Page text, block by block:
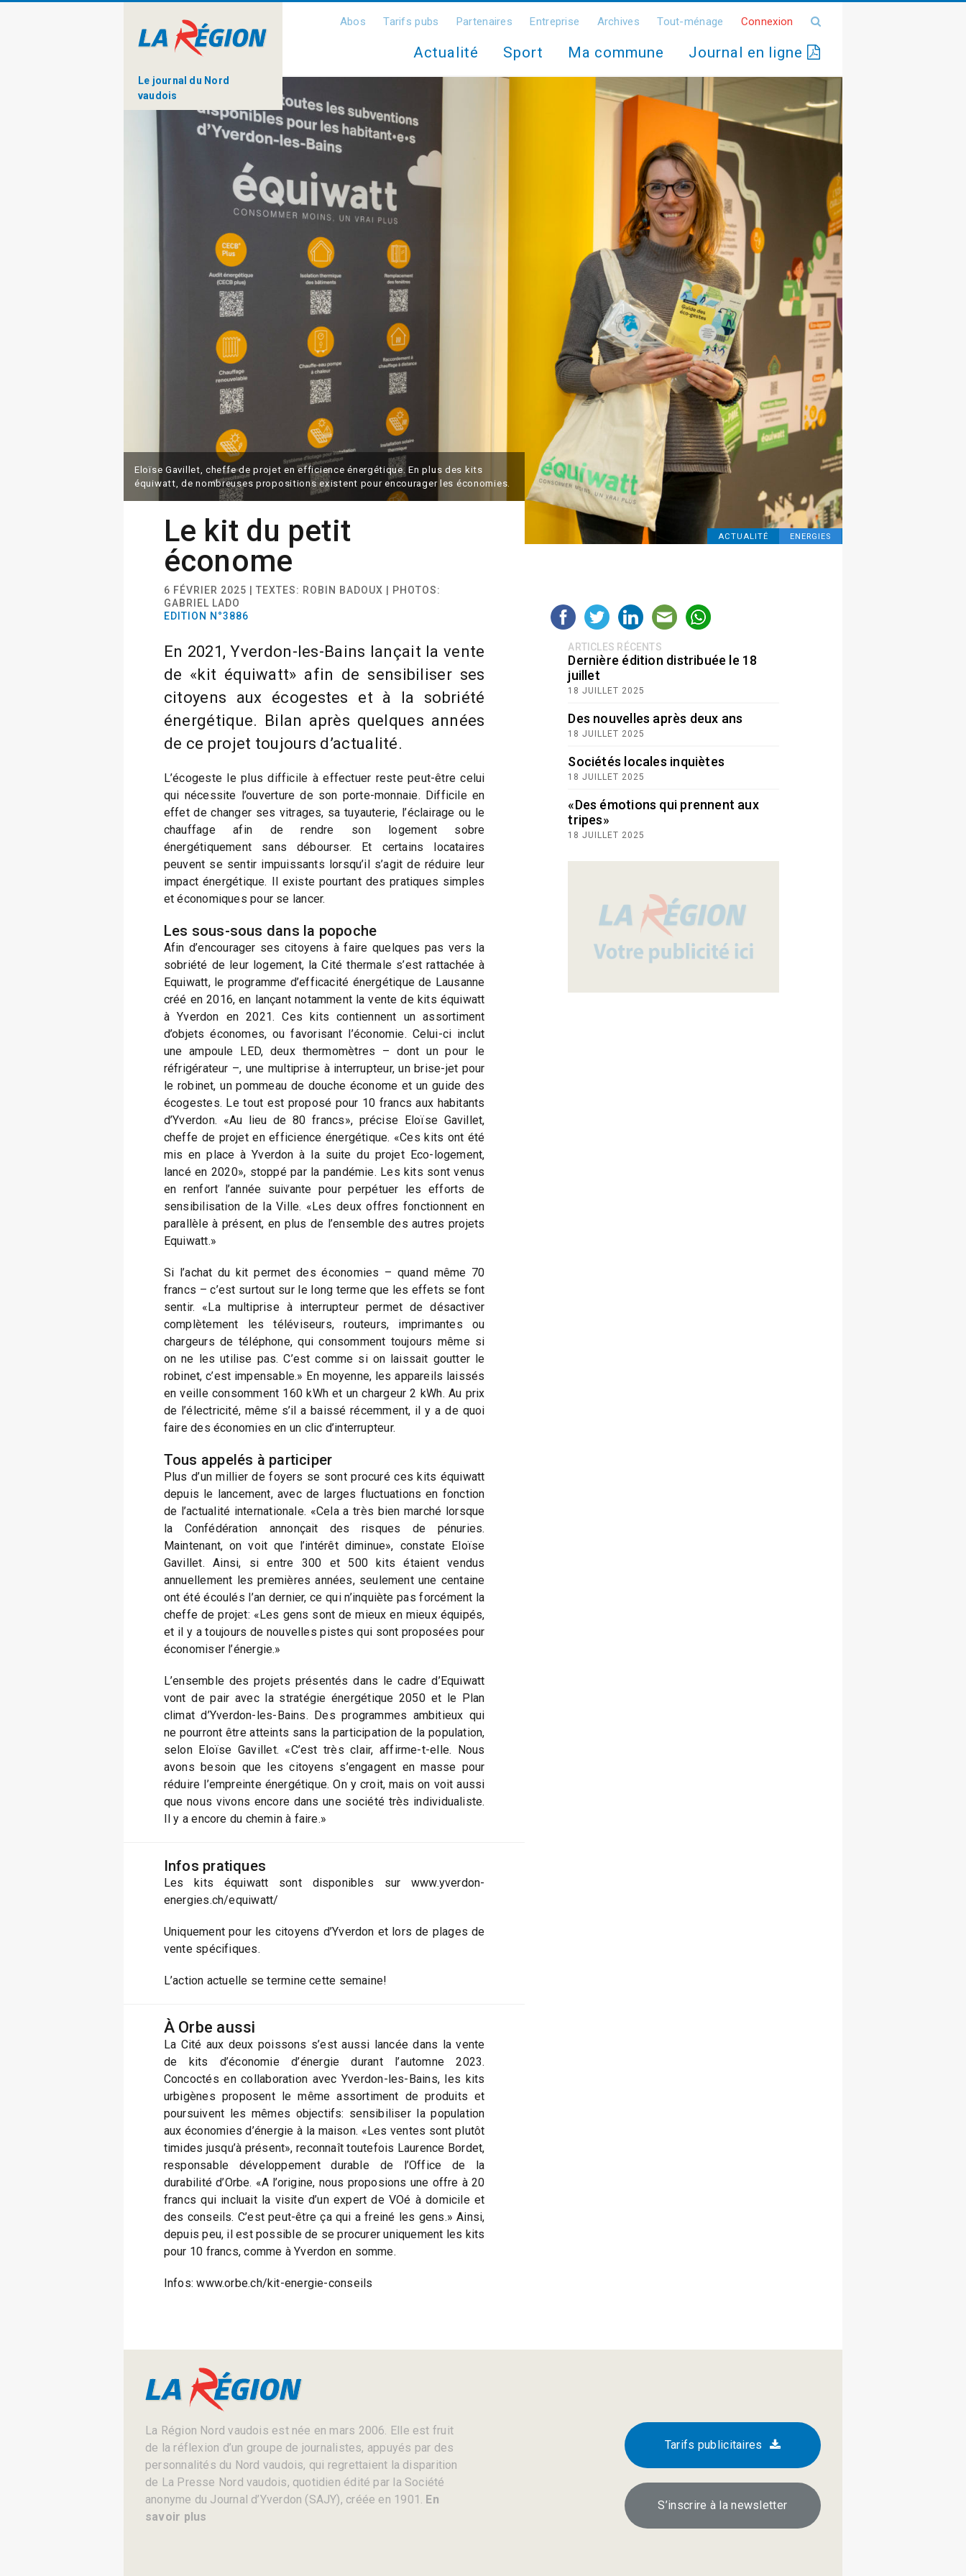
Le journal du Nord
vaudois
Abos Tarifs pubs Partenaires Entreprise Archives Tout-ménage Connexion
Actualité Sport Ma commune Journal en ligne
ACTUALITÉ ENERGIES
Eloïse Gavillet, cheffe de projet en efficience énergétique. En plus des kits
équiwatt, de nombreuses propositions existent pour encourager les économies.
Le kit du petit
économe
6 FÉVRIER 2025 | TEXTES: ROBIN BADOUX | PHOTOS:
GABRIEL LADO
EDITION N°3886
En 2021, Yverdon-les-Bains lançait la vente
de «kit équiwatt» afin de sensibiliser ses
citoyens aux écogestes et à la sobriété
énergétique. Bilan après quelques années
de ce projet toujours d’actualité.
L’écogeste le plus difficile à effectuer reste peut-être celui
qui nécessite l’ouverture de son porte-monnaie. Difficile en
effet de changer ses vitrages, sa tuyauterie, l’éclairage ou le
chauffage afin de rendre son logement sobre
énergétiquement sans débourser. Et certains locataires
peuvent se sentir impuissants lorsqu’il s’agit de réduire leur
impact énergétique. Il existe pourtant des pratiques simples
et économiques pour se lancer.
Les sous-sous dans la popoche
Afin d’encourager ses citoyens à faire quelques pas vers la
sobriété de leur logement, la Cité thermale s’est rattachée à
Equiwatt, le programme d’efficacité énergétique de Lausanne
créé en 2016, en lançant notamment la vente de kits équiwatt
à Yverdon en 2021. Ces kits contiennent un assortiment
d’objets économes, ou favorisant l’économie. Celui-ci inclut
une ampoule LED, deux thermomètres – dont un pour le
réfrigérateur –, une multiprise à interrupteur, un brise-jet pour
le robinet, un pommeau de douche économe et un guide des
écogestes. Le tout est proposé pour 10 francs aux habitants
d’Yverdon. «Au lieu de 80 francs», précise Eloïse Gavillet,
cheffe de projet en efficience énergétique. «Ces kits ont été
mis en place à Yverdon à la suite du projet Eco-logement,
lancé en 2020», stoppé par la pandémie. Les kits sont venus
en renfort l’année suivante pour perpétuer les efforts de
sensibilisation de la Ville. «Les deux offres fonctionnent en
parallèle à présent, en plus de l’ensemble des autres projets
Equiwatt.»
Si l’achat du kit permet des économies – quand même 70
francs – c’est surtout sur le long terme que les effets se font
sentir. «La multiprise à interrupteur permet de désactiver
complètement les téléviseurs, routeurs, imprimantes ou
chargeurs de téléphone, qui consomment toujours même si
on ne les utilise pas. C’est comme si on laissait goutter le
robinet, c’est impensable.» En moyenne, les appareils laissés
en veille consomment 160 kWh et un chargeur 2 kWh. Au prix
de l’électricité, même s’il a baissé récemment, il y a de quoi
faire des économies en un clic d’interrupteur.
Tous appelés à participer
Plus d’un millier de foyers se sont procuré ces kits équiwatt
depuis le lancement, avec de larges fluctuations en fonction
de l’actualité internationale. «Cela a très bien marché lorsque
la Confédération annonçait des risques de pénuries.
Maintenant, on voit que l’intérêt diminue», constate Eloïse
Gavillet. Ainsi, si entre 300 et 500 kits étaient vendus
annuellement les premières années, seulement une centaine
ont été écoulés l’an dernier, ce qui n’inquiète pas forcément la
cheffe de projet: «Les gens sont de mieux en mieux équipés,
et il y a toujours de nouvelles pistes qui sont proposées pour
économiser l’énergie.»
L’ensemble des projets présentés dans le cadre d’Equiwatt
vont de pair avec la stratégie énergétique 2050 et le Plan
climat d’Yverdon-les-Bains. Des programmes ambitieux qui
ne pourront être atteints sans la participation de la population,
selon Eloïse Gavillet. «C’est très clair, affirme-t-elle. Nous
avons besoin que les citoyens s’engagent en masse pour
réduire l’empreinte énergétique. On y croit, mais on voit aussi
que nous vivons encore dans une société très individualiste.
Il y a encore du chemin à faire.»
Infos pratiques
Les kits équiwatt sont disponibles sur www.yverdon-
energies.ch/equiwatt/
Uniquement pour les citoyens d’Yverdon et lors de plages de
vente spécifiques.
L’action actuelle se termine cette semaine!
À Orbe aussi
La Cité aux deux poissons s’est aussi lancée dans la vente
de kits d’économie d’énergie durant l’automne 2023.
Concoctés en collaboration avec Yverdon-les-Bains, les kits
urbigènes proposent le même assortiment de produits et
poursuivent les mêmes objectifs: sensibiliser la population
aux économies d’énergie à la maison. «Les ventes sont plutôt
timides jusqu’à présent», reconnaît toutefois Laurence Bordet,
responsable développement durable de l’Office de la
durabilité d’Orbe. «A l’origine, nous proposions une offre à 20
francs qui incluait la visite d’un expert de VOé à domicile et
des conseils. C’est peut-être ça qui a freiné les gens.» Ainsi,
depuis peu, il est possible de se procurer uniquement les kits
pour 10 francs, comme à Yverdon en somme.
Infos: www.orbe.ch/kit-energie-conseils
ARTICLES RÉCENTS
Dernière édition distribuée le 18
juillet
18 JUILLET 2025
Des nouvelles après deux ans
18 JUILLET 2025
Sociétés locales inquiètes
18 JUILLET 2025
«Des émotions qui prennent aux
tripes»
18 JUILLET 2025
La Région Nord vaudois est née en mars 2006. Elle est fruit
de la réflexion d’un groupe de journalistes, appuyés par des
personnalités du Nord vaudois, qui regrettaient la disparition
de La Presse Nord vaudois, quotidien édité par la Société
anonyme du Journal d’Yverdon (SAJY), créée en 1901. En
savoir plus
Tarifs publicitaires
S’inscrire à la newsletter